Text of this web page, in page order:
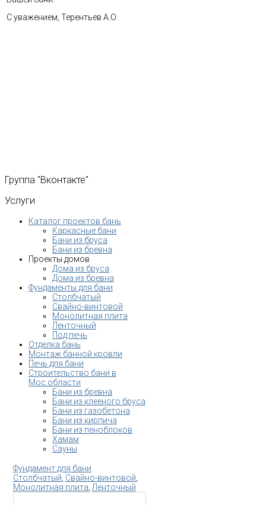
С уважением, Терентьев А.О.
Группа "Вконтакте"
Услуги
Каталог проектов бань
Каркасные бани
Бани из бруса
Бани из бревна
Проекты домов
Дома из бруса
Дома из бревна
Фундаменты для бани
Столбчатый
Свайно-винтовой
Монолитная плита
Ленточный
Под печь
Отделка бань
Монтаж банной кровли
Печь для бани
Строительство бани в
Мос.области
Бани из бревна
Бани из клееного бруса
Бани из газобетона
Бани из кирпича
Бани из пеноблоков
Хамам
Сауны
Фундамент для бани
Столбчатый Свайно-винтовой
Монолитная плита Ленточный